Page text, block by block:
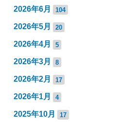
2026年6月 104
2026年5月 20
2026年4月 5
2026年3月 8
2026年2月 17
2026年1月 4
2025年10月 17